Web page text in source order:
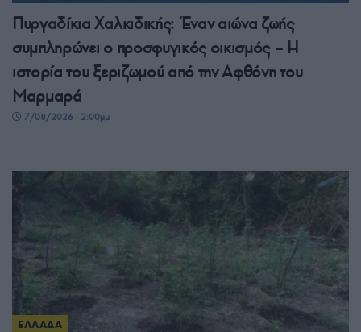
Πυργαδίκια Χαλκιδικής: Έναν αιώνα ζωής
συμπληρώνει ο προσφυγικός οικισμός – Η
ιστορία του ξεριζωμού από την Αφθόνη του
Μαρμαρά
7/08/2026 - 2:00μμ
ΕΛΛΑΔΑ